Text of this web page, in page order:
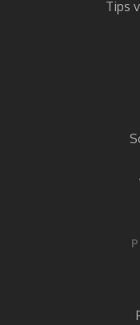
Tips